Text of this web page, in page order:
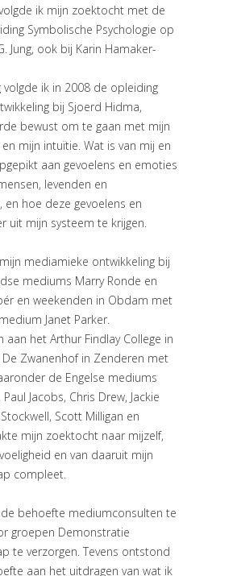
ik mijn zoektocht met de
Symbolische Psychologie op
Jung, ook bij Karin Hamaker-
volgde ik in 2008 de opleiding
bij Sjoerd Hidma,
bewust om te gaan met mijn
mijn intuïtie. Wat is van mij en
aan gevoelens en emoties
levenden en
en hoe deze gevoelens en
uit mijn systeem te krijgen.
mediamieke ontwikkeling bij
mediums Marry Ronde en
en weekenden in Obdam met
Janet Parker.
aan het Arthur Findlay College in
De Zwanenhof in Zenderen met
de Engelse mediums
Jacobs, Chris Drew, Jackie
Scott Milligan en
mijn zoektocht naar mijzelf,
en van daaruit mijn
compleet.
behoefte mediumconsulten te
groepen Demonstratie
te verzorgen. Tevens ontstond
aan het uitdragen van wat ik